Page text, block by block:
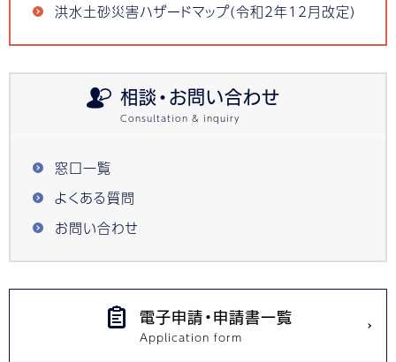
洪水土砂災害ハザードマップ(令和2年12月改定)
相談・お問い合わせ
窓口一覧
よくある質問
お問い合わせ
電子申請・申請書一覧